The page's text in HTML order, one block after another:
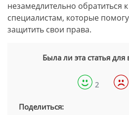
незамедлительно обратиться
специалистам, которые
защитить свои права.
Была ли эта статья для
2
Поделиться: